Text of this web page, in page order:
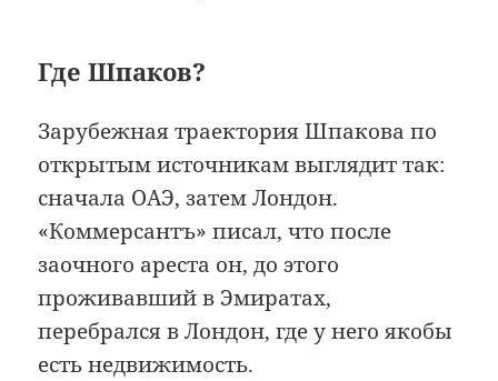
Где Шпаков?
Зарубежная траектория Шпакова по
открытым источникам выглядит так:
сначала ОАЭ, затем Лондон.
«Коммерсантъ» писал, что после
заочного ареста он, до этого
проживавший в Эмиратах,
перебрался в Лондон, где у него якобы
есть недвижимость.